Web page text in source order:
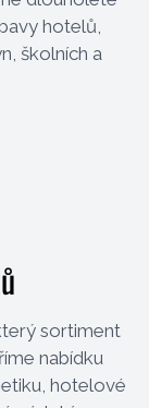
hotelů,
školních a
sortiment
nabídku
hotelové